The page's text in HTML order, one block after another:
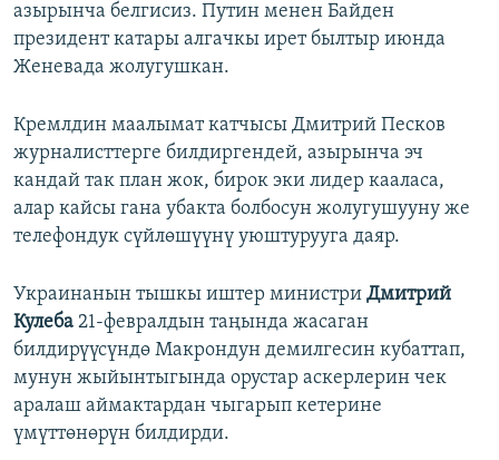
азырынча белгисиз. Путин менен Байден
президент катары алгачкы ирет былтыр июнда
Женевада жолугушкан.
Кремлдин маалымат катчысы Дмитрий Песков
журналисттерге билдиргендей, азырынча эч
кандай так план жок, бирок эки лидер кааласа,
алар кайсы гана убакта болбосун жолугушууну же
телефондук сүйлөшүүнү уюштурууга даяр.
Украинанын тышкы иштер министри Дмитрий
Кулеба 21-февралдын таңында жасаган
билдирүүсүндө Макрондун демилгесин кубаттап,
мунун жыйынтыгында орустар аскерлерин чек
аралаш аймактардан чыгарып кетерине
үмүттөнөрүн билдирди.